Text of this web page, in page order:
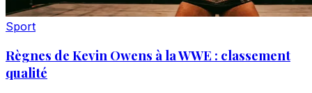
Sport
Règnes de Kevin Owens à la WWE : classement
qualité